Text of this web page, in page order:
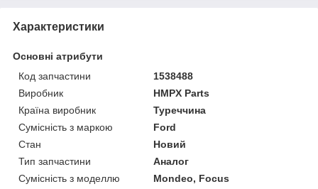
Характеристики
Основні атрибути
Код запчастини
1538488
Виробник
HMPX Parts
Країна виробник
Туреччина
Сумісність з маркою
Ford
Стан
Новий
Тип запчастини
Аналог
Сумісність з моделлю
Mondeo, Focus